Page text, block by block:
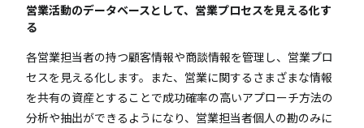
営業活動のデータベースとして、営業プロセスを見える化す
る
各営業担当者の持つ顧客情報や商談情報を管理し、営業プロ
セスを見える化します。また、営業に関するさまざまな情報
を共有の資産とすることで成功確率の高いアプローチ方法の
分析や抽出ができるようになり、営業担当者個人の勘のみに